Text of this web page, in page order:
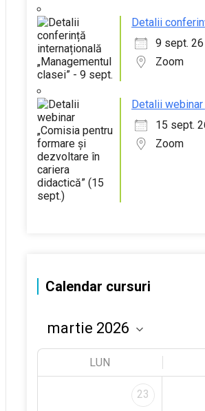
Detalii
9 sept. 26
Zoom
Detalii
15 sept.
Zoom
Calendar cursuri
LUN
23